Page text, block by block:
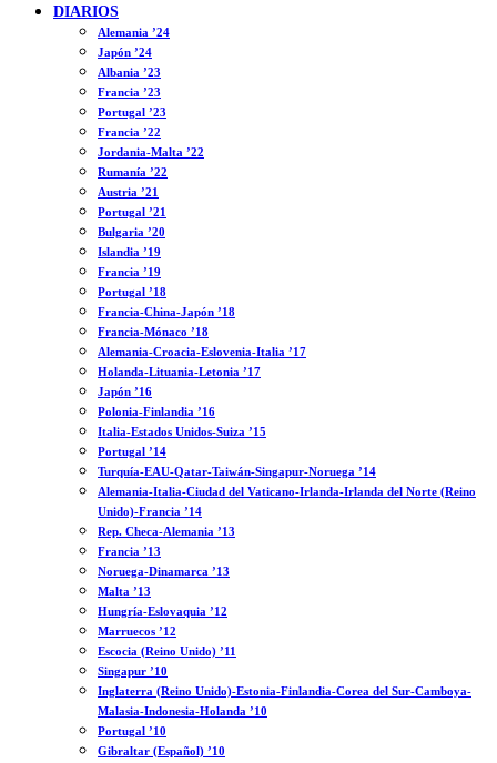
DIARIOS
Alemania ’24
Japón ’24
Albania ’23
Francia ’23
Portugal ’23
Francia ’22
Jordania-Malta ’22
Rumanía ’22
Austria ’21
Portugal ’21
Bulgaria ’20
Islandia ’19
Francia ’19
Portugal ’18
Francia-China-Japón ’18
Francia-Mónaco ’18
Alemania-Croacia-Eslovenia-Italia ’17
Holanda-Lituania-Letonia ’17
Japón ’16
Polonia-Finlandia ’16
Italia-Estados Unidos-Suiza ’15
Portugal ’14
Turquía-EAU-Qatar-Taiwán-Singapur-Noruega ’14
Alemania-Italia-Ciudad del Vaticano-Irlanda-Irlanda del Norte (Reino
Unido)-Francia ’14
Rep. Checa-Alemania ’13
Francia ’13
Noruega-Dinamarca ’13
Malta ’13
Hungría-Eslovaquia ’12
Marruecos ’12
Escocia (Reino Unido) ’11
Singapur ’10
Inglaterra (Reino Unido)-Estonia-Finlandia-Corea del Sur-Camboya-
Malasia-Indonesia-Holanda ’10
Portugal ’10
Gibraltar (Español) ’10